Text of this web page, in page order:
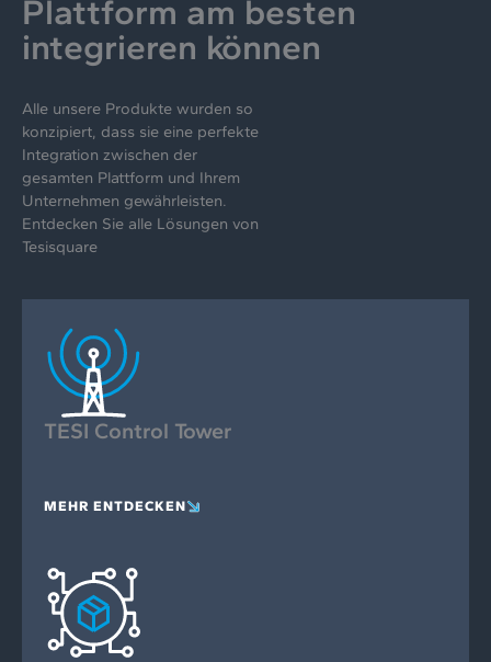
Plattform am besten
integrieren können
Alle unsere Produkte wurden so
konzipiert, dass sie eine perfekte
Integration zwischen der
gesamten Plattform und Ihrem
Unternehmen gewährleisten.
Entdecken Sie alle Lösungen von
Tesisquare
TESI Control Tower
MEHR ENTDECKEN